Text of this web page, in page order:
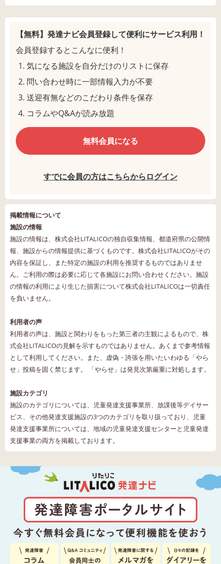
【無料】発達ナビ会員登録して便利にサービス利用！
会員登録するとこんなに便利！
気になる施設を自分だけのリストに保存
問い合わせ時に一部情報入力が不要
送迎有無などのこだわり条件を保存
コラムやQ&Aが読み放題
無料会員になる
すでに会員の方はこちらからログイン
掲載情報について
施設の情報
施設の情報は、株式会社LITALICOの独自収集情報、都道府県の公開情
報、施設からの情報提供に基づくものです。株式会社LITALICOがその
内容を保証し、また特定の施設の利用を推奨するものではありませ
ん。ご利用の際は必要に応じて各施設にお問い合わせください。施設
の情報の利用により生じた損害について株式会社LITALICOは一切責任
を負いません。
利用者の声
利用者の声は、施設と関わりをもった第三者の主観によるもので、株
式会社LITALICOの見解を示すものではありません。あくまで参考情報
として利用してください。また、虚偽・誇張を用いたいわゆる「やら
せ」投稿を固く禁じます。 「やらせ」は発見次第厳重に対処します。
施設カテゴリ
施設のカテゴリについては、児童発達支援事業所、放課後等デイサー
ビス、その他発達支援施設の3つのカテゴリを取り扱っており、児童
発達支援事業所については、地域の児童発達支援センターと児童発達
支援事業の両方を掲載しております。